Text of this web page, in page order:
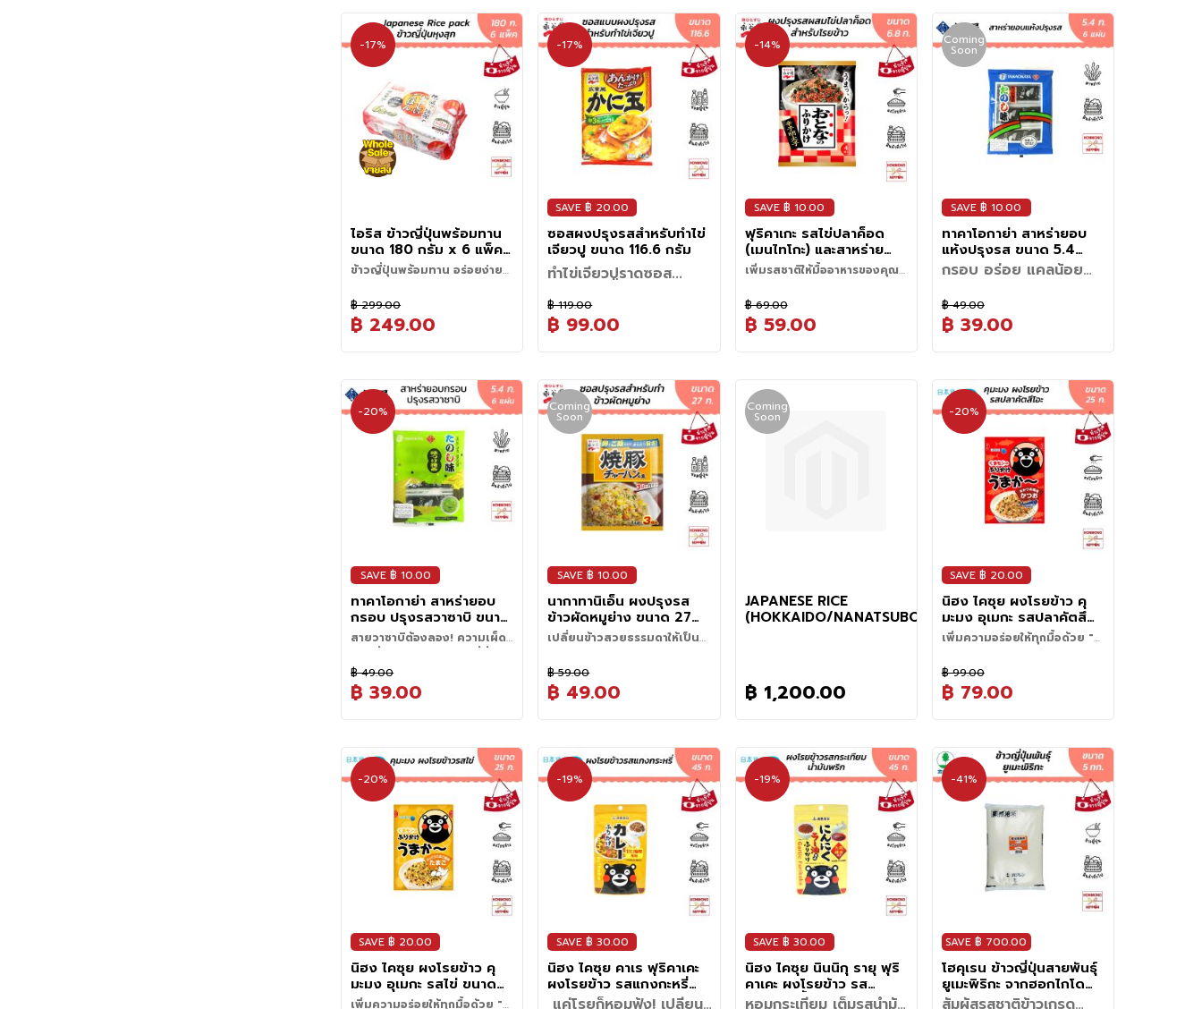
ทิ้งไว้ให้ข้าวระอุในหม้อประมาณ
10-15 นาที หลังจากนั้นค่อย ๆ คน
ให้น้ำระเหย
พายคลุกเบา ๆ ก่อนตักเสิร์ฟค่ะ
รสชาติที่เป็นเอกลักษณ์ ถือเป็นข้าว
เกรดสูงที่ได้รับความนิยมมากใน
ญี่ปุ่น
เมล็ดข้าวมีขนาดปานกลางถึงใหญ่
เมื่อหุงแล้วจะเงางามและมีความ
หนึบที่โดดเด่น
• เนื้อนุ่มแต่ไม่เละ - ข้าวมีความ
เหนียวและนุ่มในระดับที่พอดี ไม่
ร่วนหรือแข็งเกินไป
• รสหวานธรรมชาติ - มีรสชาติ
อ่อนๆ และหวานธรรมชาติ แม้ทาน
เปล่าๆ ก็ยังอร่อย
• กลิ่นหอมพิเศษ - มีกลิ่นหอมที่
แตกต่างจากข้าวพันธุ์อื่น
ข้าวมีคุณภาพดีขึ้นและสามารถเก็บ
รักษาได้นาน
รางวัลและมาตรฐานคุณภาพ
• Yumepirika ได้รับการรับรอง
มาตรฐาน 特A (Toku A) ซึ่งเป็น
ระดับสูงสุดของข้าวญี่ปุ่น
• เป็นข้าวที่ได้รับความนิยมในร้าน
อาหารระดับพรีเมียมทั่วญี่ปุ่น
• ได้รับการส่งเสริมจากรัฐบาล
ฮอกไกโดให้เป็นข้าวเกรดพรีเมียม
เมนูที่เหมาะกับ Yumepirika
เนื่องจาก Yumepirika เป็นข้าวที่มี
ความเหนียวนุ่มและมีรสหวานในตัว
• ข้าวสวย (Cooked Rice) -
สวย
• ซูชิ (Sushi) - เมล็ดข้าวเหนียว
กำลังดี จับตัวได้ง่าย ไม่แฉะเกินไป
• ข้าวปั้น (Onigiri) - รสชาติหวาน
• ข้าวญี่ปุ่นธรรมดา (Gohan) -
เหมาะสำหรับทานคู่กับปลาย่างหรือ
หนึบของข้าวช่วยเสริมรสชาติของ
ปลาดิบได้ดี
คุณต้องการข้าวที่นุ่ม หอม และมี
คุณภาพสูง Yumepirika คือหนึ่ง
ในตัวเลือกที่ดีที่สุด
วิธีหุงข้าวญี่ปุ่นให้อร่อย
• ตวงข้าวให้พอเหมาะสำหรับรับ
ประทาน
• ซาวข้าวด้วยการให้น้ำไหลผ่าน
คนเบาๆ ประมาณ 30 วินาที แล้วเท
คือน้ำ กะปริมาณน้ำให้เหมาะสม
อัตราส่วนโดยประมาณอยู่ที่ข้าว 1
ส่วน ต่อน้ำ 1 ส่วน (สามารถปรับ
ระดับน้ำได้หากชอบทานข้าวแข็ง
• ควรแช่ข้าวทิ้งไว้ก่อนหุงประมาณ
30 นาที เพื่อให้ข้าวดูดซึมน้ำเวลา
หุงข้าวจะนุ่มไม่กระด้าง
• หลังจากข้าวสุก อย่าเพิ่งเปิดฝา
ให้น้ำระเหย
วิธีการเก็บรักษา
โดยตรง เพราะข้าวจะแห้งแตก
เนื่องจากการระเหยของน้ำในข้าว
• หลีกเลี่ยงการเก็บรักษาใกล้ ผง
ซักฟอก สเปรย์ปรับอากาศ เครื่อง
สำอาง และอาหารที่มีกลิ่นแรง
เพราะข้าวจะดูดซับกลิ่น
ข้อควรระวัง
• คุณภาพของข้าวจะเปลี่ยนหาก
โดนความชื้น
• ห้ามวางไว้ใกล้เปลวไฟ เนื่องจาก
ติดไฟง่าย
• ห้ามวางสินค้าอื่นซ้อนทับ
ผลิตภัณฑ์
แท้ๆจากญี่ปุ่น
2 นาที (500W / 600W) หรือ 50
วินาที (1000W)
พิถีพิถันทุกขั้นตอน ตั้งแต่การ
ปลูกจนถึงการส่งถึงมือคุณ
• หุงทันทีหลังเก็บเกี่ยว เพื่อรักษา
ความหอม และรสชาติของข้าวใน
ช่วงที่ดีที่สุด
• ใช้น้ำบริสุทธิ์จากจังหวัดมิยางิ
ทำให้ข้าวหอมอร่อยแตกต่างจาก
ข้าวหุงสำเร็จทั่วไป
• ควบคุมอุณหภูมิต่ำ และใช้เทคนิค
พิเศษในการเก็บรักษา เพื่อให้ข้าว
คงความสดใหม่
ไม่แข็งกระด้างแม้เปิดทิ้งไว้
**เก็บได้นานถึง 25 เดือน โดยไม่
ใช้สารกันบูดหรือสารเคมีใดๆ**
-17%
ไอริส ข้าวญี่ปุ่นพร้อมทาน
ขนาด 180 กรัม x 6 แพ็ค -
Iris Japanese Rice
ข้าวญี่ปุ่นพร้อมทาน อร่อยง่ายๆ
สัมผัสความอร่อยของข้าวญี่ปุ่นหุง
สำเร็จ จากแบรนด์ ไอริส (IRIS)
ผลิตจากข้าวคุณภาพเยี่ยมเมือ
แท้ๆจากญี่ปุ่น
วิถีอุ่นเพื่อรับประทาน
2 นาที (500W / 600W) หรือ 50
วินาที (1000W)
พิถีพิถันทุกขั้นตอน ตั้งแต่การ
ปลูกจนถึงการส่งถึงมือคุณ
• หุงทันทีหลังเก็บเกี่ยว เพื่อรักษา
ความหอม และรสชาติของข้าวใน
ช่วงที่ดีที่สุด
• ใช้น้ำบริสุทธิ์จากจังหวัดมิยางิ
ทำให้ข้าวหอมอร่อยแตกต่างจาก
ข้าวหุงสำเร็จทั่วไป
• ควบคุมอุณหภูมิต่ำ และใช้เทคนิค
พิเศษในการเก็บรักษา เพื่อให้ข้าว
คงความสดใหม่
ไม่แข็งกระด้างแม้เปิดทิ้งไว้
**เก็บได้นานถึง 25 เดือน โดยไม่
ใช้สารกันบูดหรือสารเคมีใดๆ**
฿ 249.00
฿ 299.00
-17%
SAVE ฿ 20.00
ซอสผงปรุงรสสำหรับทำไข่
เจียวปู ขนาด 116.6 กรัม
ทำไข่เจียวปูราดซอส
สไตล์ญี่ปุ่นง่ายๆ ที่บ้าน
คุณ
เปลี่ยนมื้อธรรมดาให้พิเศษด้วย
Kantonfu Kanitama ผงซอสปรุง
สำเร็จจากญี่ปุ่น ที่ช่วยให้คุณทำไข่
กลมกล่อม หอมอร่อยเหมือนต้น
ตำรับ พร้อมเสิร์ฟความอร่อย
เหมือนเชฟญี่ปุ่นทำให้เอง
1. เตรียมส่วนผสม: ตีไข่และใส่ปูอัด
หรือเนื้อปูลงไป คนให้เข้ากัน
2. ทอดไข่: ตั้งกระทะใส่น้ำมันให้ร้อน
เทส่วนผสมไข่ลงไปครึ่งหนึ่ง ทอด
ด้วยไฟปานกลางประมาณ 1 นาที
จนสุก แล้วตักขึ้นใส่จาน
3. เตรียมซอส: ผสมน้ำกับ
ผลิตภัณฑ์ Kantonfu Kanitama
แล้วตั้งไฟปานกลาง คนจนซอสข้น
3. เสิร์ฟ: ราดซอสที่เตรียมไว้บนไข่
฿ 99.00
฿ 119.00
-14%
SAVE ฿ 10.00
ฟุริคาเกะ รสไข่ปลาค็อด
(เมนไทโกะ) และสาหร่าย
ขนาด 6.8 กรัม (4 ชิ้น) -
Furikake Karashi
Mentaiko
เพิ่มรสชาติให้มื้ออาหารของคุณ
สัมผัสรสชาติของเมนไทโกะ ที่ผสม
ผสานกับความเผ็ดร้อนเล็กน้อยได้
อย่างลงตัว มาในรูปแบบของผง
สวยร้อนๆ ก็ช่วยเพิ่มให้มื้ออาหาร
ของคุณอร่อยยิ่งขึ้น ไม่เพียงแค่
โรยข้าวเท่านั้น คุณยังสามารถนำ
฿ 59.00
฿ 69.00
SAVE ฿ 10.00
Coming
Soon
ทาคาโอกาย่า สาหร่ายอบ
แห้งปรุงรส ขนาด 5.4
กรัม (6 ซอง) - Roasted
กรอบ อร่อย แคลน้อย
ที่
หากคุณกำลังมองหา “ของกินเล่น
ที่ดูเฮลท์ตี้แต่กินเพลินแบบไม่รู้ตัว”
ผ่านกระบวนการอบจนได้ความ
กรอบที่พอดี ไม่เหนียว และปรุงรส
ด้วยสูตรพิเศษสไตล์ญี่ปุ่นแท้ๆ ที่
ผสมผสานซอสถั่วเหลืองเข้ากับ
สารสกัดจากสัตว์ทะเลนานาชนิด
จนเกิดเป็นรสชาติ "อูมามิ" ที่
กลมกล่อม หอมกลิ่นทะเลแบบพอดี
ไม่เค็มโดดและไม่หวานจนเกินไป
จุดเด่นที่ทำให้ใครหลายคนหลง
คำเดียวก็สัมผัสได้ถึงเนื้อสาหร่าย
ที่แตกตัวเบาๆ ในปาก ตามด้วย
กลิ่นหอมเฉพาะตัวที่ช่วยยกระดับ
อรรถรสในการกิน ไม่ว่าจะหยิบทาน
เล่นเป็นของว่าง (Snack) ใน
ออฟฟิศ เป็นเพื่อนคู่ใจยามดูซีรีส์
เรื่องโปรด หรือจะนำไปทานคู่กับ
มื้อหลักอย่างข้าวสวยร้อนๆ ห่อ
ข้าวต้ม หรือโรยหน้าบะหมี่ ก็ช่วย
เพิ่มมิติความอร่อยให้มื้ออาหาร
ธรรมดาดูพิเศษขึ้นมาทันที อร่อย
ได้แบบไม่รู้สึกผิด ยิ่งสายรัก
สุขภาพยิ่งต้องถูกใจ เพราะ
นอกจากรสชาติที่ยอดเยี่ยมแล้ว
สาหร่ายทาคาโอกาย่ายังให้
พลังงานน้อย แต่ยังคงคุณค่าสาร
อาหารจากธรรมชาติ ทำให้คุณสนุก
โดยไม่ต้องกังวลเรื่องรูปร่าง
เหมาะสำหรับทุกคนในครอบครัว
ผิด และยังพกพาสะดวกด้วยการ
ออกแบบบรรจุภัณฑ์แบบแยกซอง
ย่อยภายใน ทำให้ช่วยคงความ
กรอบและความสดใหม่ได้ยาวนาน
พกพาสะดวก จะใส่กระเป๋าไปทาน
ที่ไหนก็ง่าย ให้คุณสัมผัสความ
สดชื่นจากท้องทะเลได้ทุกที่ทุกเวลา
• รสชาติเข้มข้น: ปรุงรสด้วยซอส
ถั่วเหลือง สารสกัดจากกุ้ง ปลาโบ
นิโตะ และพริกป่น ให้รสชาติ
กลมกล่อม มีมิติ
• คุณภาพพรีเมียม: ผลิตจาก
สาหร่ายคุณภาพสูงถึง 85%
• แคลอรี่ต่ำ: ให้พลังงานเพียง 20
กิโลแคลอรีต่อซอง เหมาะสำหรับ
คนรักสุขภาพ
• บรรจุภัณฑ์: แบ่งเป็น 6 ซองย่อย
(ภายในบรรจุซองละ 4 แผ่นเล็ก)
จนถึงมือคุณ
฿ 39.00
฿ 49.00
-20%
SAVE ฿ 10.00
ทาคาโอกาย่า สาหร่ายอบ
กรอบ ปรุงรสวาซาบิ ขนาด
5.4 กรัม (6 ซอง) -
Roasted Seaeweed
Wasabi Flavor
สายวาซาบิต้องลอง! ความเผ็ด
นิ๊ด
ถ้าคุณเป็นสายลองของใหม่ที่ชอบ
ความท้าทายของรสชาติ “สาหร่าย
ในปากตั้งแต่คำแรก เติมความ
พิเศษด้วยวาซาบิแท้ที่ให้ความเผ็ด
จี๊ดเบาๆ หอมขึ้นจมูกแบบพอดี
ปลุกความสดชื่นได้ทันทีแม้ในช่วง
บ่ายง่วงๆ ความอร่อยไม่ได้มีแค่
ความเผ็ด แต่ยังบาลานซ์อย่าง
ลงตัวด้วยรสกลมกล่อมจากซอส
ถั่วเหลืองและสารสกัดจากอาหาร
ทะเล เกิดเป็นรส “อูมามิ” ที่ทั้งเข้ม
ข้นและมีมิติในทุกแผ่น กินเล่นก็ดี
กินเพลินก็โดน หรือจะหยิบมาเพิ่ม
สีสันให้มื้ออาหารก็ยิ่งใช่ จุดเด่นคือ
ความกรอบบาง เคี้ยวสนุก รสชาติ
เป็นเลเยอร์—เค็มนิด หอมหน่อย
แล้วปิดท้ายด้วยวาซาบิที่มาแบบ
สุภาพแต่จำได้ เหมาะกับทุกโมเมนต์
คู่หูความฟินของทุกกิจกรรม
สาหร่ายรสวาซาบิตัวนี้จะช่วยสร้าง
สีสันให้ทุกกิจกรรมได้เสมอ จะหยิบ
ทานเล่นสดๆ จากซองเพื่อแก้ง่วง
หรือจะนำไปเพิ่มความกรอบและ
กลิ่นหอมให้มื้ออาหารโปรดก็ทำได้
ง่ายๆ ยิ่งสายรักสุขภาพยิ่งต้อง
เลิฟ เพราะนี่คือของว่างแคลอรี่ต่ำ
ที่อัดแน่นด้วยคุณภาพ ให้คุณอร่อย
ได้แบบไม่ต้องรู้สึกผิด
ความกรอบบางที่เคี้ยวเพลินจน
หยุดยากแบบนี้ ถ้าได้เปิดซองแล้ว
มีโอกาสที่สาหร่ายจะหายวับไปไว
กว่าโบนัสปลายปีแน่นอน! ????
฿ 39.00
฿ 49.00
Coming
Soon
SAVE ฿ 10.00
นากาทานิเอ็น ผงปรุงรส
ข้าวผัดหมูย่าง ขนาด 27
กรัม (3 ซอง) -
Chahan No Moto
เปลี่ยนข้าวสวยธรรมดาให้เป็น
รสข้าวผัดจาก Nagatanien
ปรุงรสข้าวผัดรสหมูย่าง จาก
แบรนด์นากาทานิเอ็น
อีกต่อไป ด้วยรสชาติหมูย่างที่
ผสานอย่างลงตัวจากเนื้อหมูอบ
แห้งแผ่นบาง และเครื่องปรุงสูตร
พิเศษ มอบกลิ่นหอมกรุ่นสไตล์
กระทะร้อนแบบญี่ปุ่นแท้ๆ ชวนให้น่า
รับประทาน เพียงมีข้าวสวยและไข่
ไก่ ก็สามารถรังสรรค์ข้าวผัดเมล็ด
ร่วนสวย รสชาติกลมกล่อมได้
อย่างง่ายดาย ภายในเวลาเพียง 3
นาที เหมาะสำหรับมื้อเร่งรีบที่ยัง
น้อย จากนั้นใส่ไข่ไก่ 1 ฟองลงไป
ผัดให้พอสุก
2. ใส่ข้าวสวยประมาณ 250 กรัม
ลงไปผัดให้เข้ากับไข่
3. โรยผงปรุงรสข้าวผัดหมูย่าง 1
ซอง ลงไปให้ทั่ว
4. เร่งไฟแรง ผัดให้เข้ากันประมาณ
1-2 นาที จนเมล็ดข้าวร่วนสวยและ
หอมกรุ่น พร้อมเสิร์ฟ!
เคล็ดลับเพิ่มเติม:เพื่อเพิ่ม
อรรถรสและสารอาหาร คุณ
สามารถเติมต้นหอมซอย หรือลูก
ชิ้นปลาญี่ปุ่น (Narutomaki) หั่น
เต๋าลงไปผัดพร้อมกัน จะช่วยให้ข้าว
ผัดจานนี้ดูน่ารับประทานยิ่งขึ้น
฿ 49.00
฿ 59.00
Coming
Soon
JAPANESE RICE
(HOKKAIDO/NANATSUBOSHI
฿ 1,200.00
-20%
SAVE ฿ 20.00
นิฮง ไคซุย ผงโรยข้าว คุ
มะมง อุเมกะ รสปลาคัตสึ
โอะ ขนาด 25 กรัม -
Nihon Kaisui Furikake
Kumamon Umaka
Katsuo
เพิ่มความอร่อยให้ทุกมื้อด้วย "คุ
ญี่ปุ่น
โปรดได้ง่ายๆ กับ "คุมะมง อุมากะ"
ผงโรยข้าวจากญี่ปุ่นที่มาพร้อม
โดดเด่นด้วยรสชาติปลาคัตสึโอะ
(ปลาโอแห้งญี่ปุ่น) ที่หอม
ข้าวร้อนๆ ก็พร้อมอร่อยได้ทันที
ช่วยเพิ่มมิติของรสชาติให้มื้อ
อาหารธรรมดากลายเป็นมื้อพิเศษ
ได้อย่างง่ายดาย
ยังสามารถนำไปประยุกต์ใช้กับเมนู
ต่างๆ ได้อีกมากมาย ไม่ว่าจะเป็น
โอโคโนมิยากิ ข้าวผัด หรือเมนูเส้น
สไตล์ญี่ปุ่น เพียงโรยลงบนอาหาร
จานโปรด ก็ช่วยเพิ่มความหอมและ
ความอร่อยได้อย่างลงตัว
฿ 79.00
฿ 99.00
SAVE ฿ 20.00
-20%
นิฮง ไคซุย ผงโรยข้าว คุ
มะมง อุเมกะ รสไข่ ขนาด
25 กรัม - Nihon Kaisui
เพิ่มความอร่อยให้ทุกมื้อด้วย "คุ
-19%
SAVE ฿ 30.00
นิฮง ไคซุย คาเร ฟุริคาเคะ
ผงโรยข้าว รสแกงกะหรี่
ขนาด 45 กรัม - Nihon
แค่โรยก็หอมฟุ้ง! เปลี่ยน
SAVE ฿ 30.00
-19%
นิฮง ไคซุย นินนิกุ รายุ ฟุริ
คาเคะ ผงโรยข้าว รส
กระเทียมน้ำมันพริก ขนาด
หอมกระเทียม เต็มรสน้ำมัน
SAVE ฿ 700.00
-41%
โฮคุเรน ข้าวญี่ปุ่นสายพันธุ์
ยูเมะพิริกะ จากฮอกไกโด
ขนาด 5 กก. - Japanese
สัมผัสรสชาติข้าวเกรด